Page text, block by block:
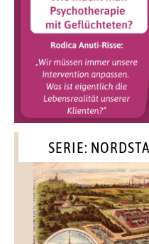
SERIE: